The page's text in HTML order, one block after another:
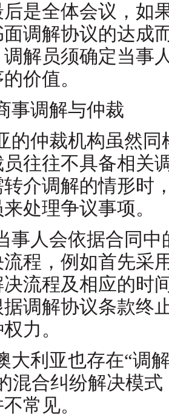
是全体会议，如
调解协议的达成
解员须确定当事
价值。
事调解与仲裁
的仲裁机构虽然同
往往不具备相关
介调解的情形时
处理争议事项。
事人会依据合同
程，例如首先采
流程及相应的时
调解协议条款终
力。
大利亚也存在“调
混合纠纷解决模式
常见。